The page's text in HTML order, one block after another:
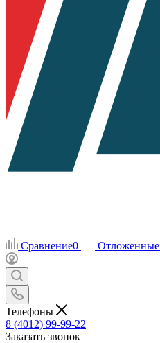
Сравнение0 Отложенные
Телефоны
8 (4012) 99-99-22
Заказать звонок